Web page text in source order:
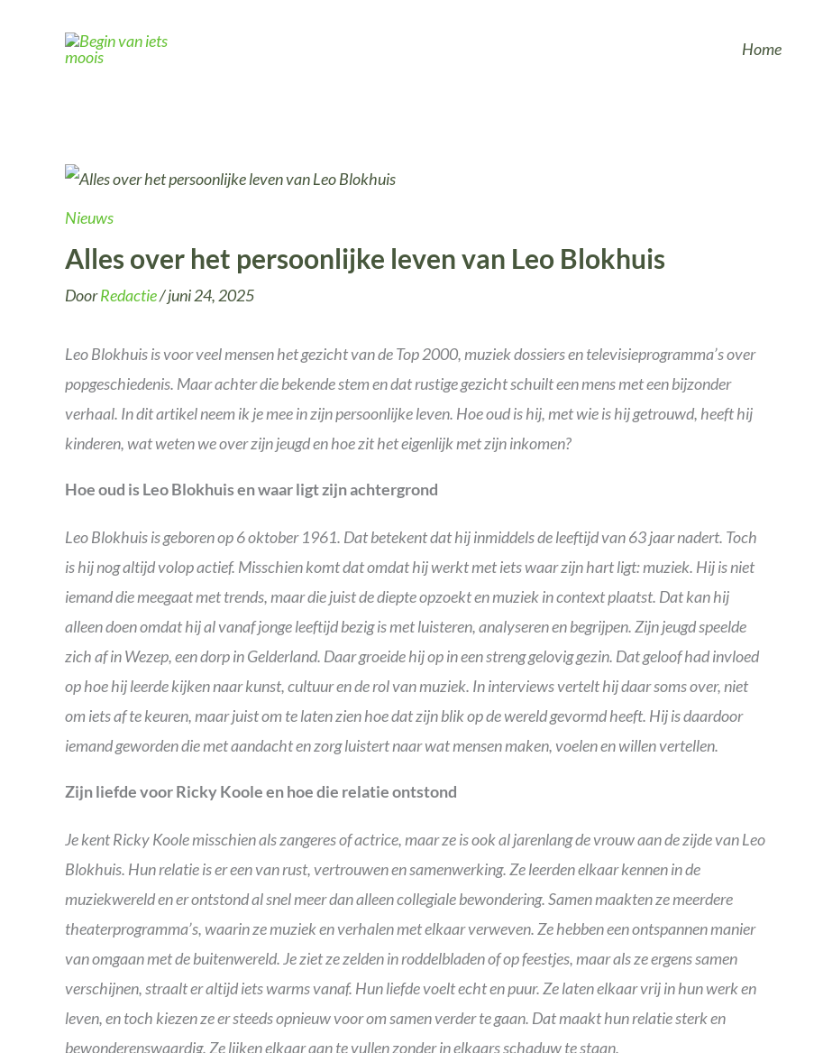
Home
Nieuws
Alles over het persoonlijke leven van Leo Blokhuis
DoorRedactie/juni 24, 2025
Leo Blokhuis is voor veel mensen het gezicht van de Top 2000, muziek dossiers en televisieprogramma’s over
popgeschiedenis. Maar achter die bekende stem en dat rustige gezicht schuilt een mens met een bijzonder
verhaal. In dit artikel neem ik je mee in zijn persoonlijke leven. Hoe oud is hij, met wie is hij getrouwd, heeft hij
kinderen, wat weten we over zijn jeugd en hoe zit het eigenlijk met zijn inkomen?
Hoe oud is Leo Blokhuis en waar ligt zijn achtergrond
Leo Blokhuis is geboren op 6 oktober 1961. Dat betekent dat hij inmiddels de leeftijd van 63 jaar nadert. Toch
is hij nog altijd volop actief. Misschien komt dat omdat hij werkt met iets waar zijn hart ligt: muziek. Hij is niet
iemand die meegaat met trends, maar die juist de diepte opzoekt en muziek in context plaatst. Dat kan hij
alleen doen omdat hij al vanaf jonge leeftijd bezig is met luisteren, analyseren en begrijpen. Zijn jeugd speelde
zich af in Wezep, een dorp in Gelderland. Daar groeide hij op in een streng gelovig gezin. Dat geloof had invloed
op hoe hij leerde kijken naar kunst, cultuur en de rol van muziek. In interviews vertelt hij daar soms over, niet
om iets af te keuren, maar juist om te laten zien hoe dat zijn blik op de wereld gevormd heeft. Hij is daardoor
iemand geworden die met aandacht en zorg luistert naar wat mensen maken, voelen en willen vertellen.
Zijn liefde voor Ricky Koole en hoe die relatie ontstond
Je kent Ricky Koole misschien als zangeres of actrice, maar ze is ook al jarenlang de vrouw aan de zijde van Leo
Blokhuis. Hun relatie is er een van rust, vertrouwen en samenwerking. Ze leerden elkaar kennen in de
muziekwereld en er ontstond al snel meer dan alleen collegiale bewondering. Samen maakten ze meerdere
theaterprogramma’s, waarin ze muziek en verhalen met elkaar verweven. Ze hebben een ontspannen manier
van omgaan met de buitenwereld. Je ziet ze zelden in roddelbladen of op feestjes, maar als ze ergens samen
verschijnen, straalt er altijd iets warms vanaf. Hun liefde voelt echt en puur. Ze laten elkaar vrij in hun werk en
leven, en toch kiezen ze er steeds opnieuw voor om samen verder te gaan. Dat maakt hun relatie sterk en
bewonderenswaardig. Ze lijken elkaar aan te vullen zonder in elkaars schaduw te staan.